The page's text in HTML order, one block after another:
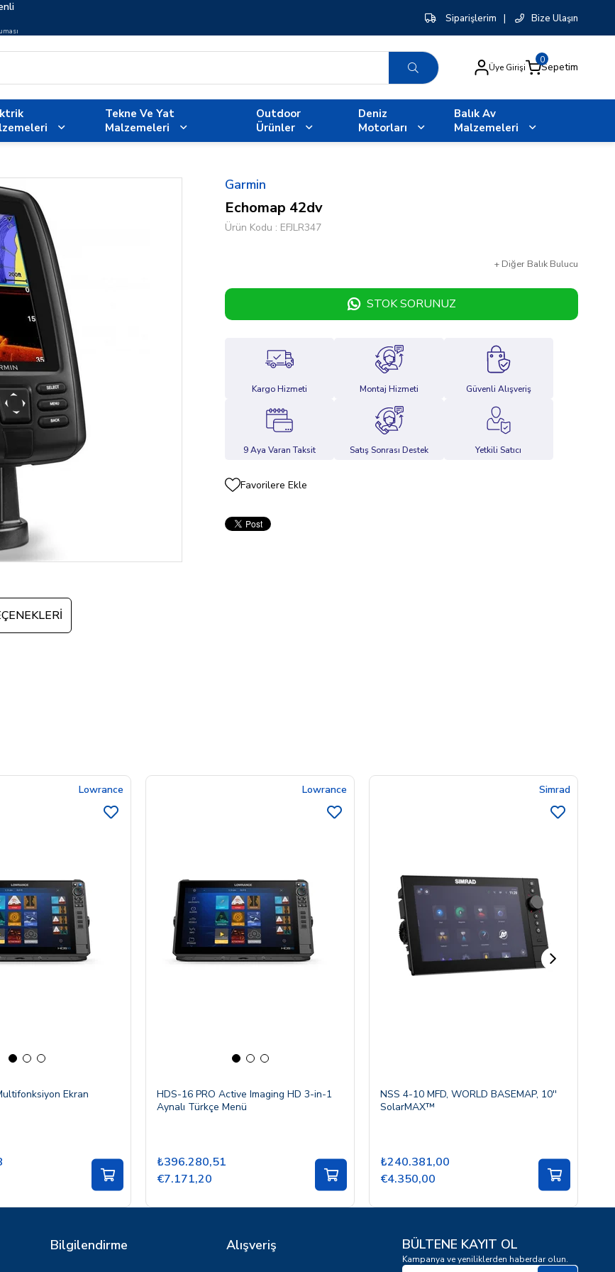
Siparişlerim | Bize Ulaşın
Üye Girişi Sepetim
0
Tekne Ve Yat
Malzemeleri
Outdoor
Ürünler
Deniz
Motorları
Balık Av
Malzemeleri
Garmin
Echomap 42dv
Ürün Kodu EFJLR347
+ Diğer Balık Bulucu
STOK SORUNUZ
Kargo Hizmeti Montaj Hizmeti Güvenli Alışveriş
9 Aya Varan Taksit Satış Sonrası Destek Yetkili Satıcı
Favorilere Ekle
Lowrance
Ekran
Lowrance
HDS-16 PRO Active Imaging HD 3-in-1
Aynalı Türkçe Menü
₺396.280,51
€7.171,20
Simrad
NSS 4-10 MFD, WORLD BASEMAP, 10''
SolarMAX™
₺240.381,00
€4.350,00
Bilgilendirme Alışveriş BÜLTENE KAYIT OL
Kampanya ve yeniliklerden haberdar olun.